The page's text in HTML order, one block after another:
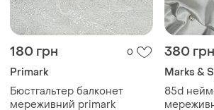
180 грн 0
Primark
Бюстгальтер балконет
мереживний primark
380 грн
Marks &
85d неймовірний